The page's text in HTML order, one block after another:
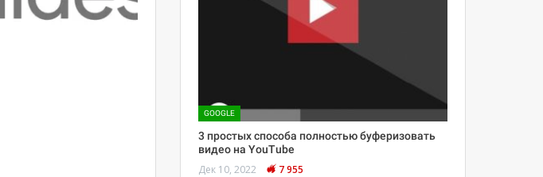
GOOGLE
3 простых способа полностью буферизовать
видео на YouTube
Дек 10, 2022 7 955